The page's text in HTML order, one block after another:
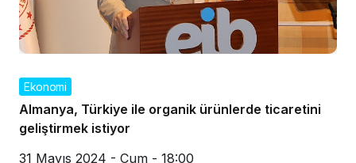
Ekonomi
Almanya, Türkiye ile organik ürünlerde ticaretini
geliştirmek istiyor
31 Mayıs 2024 - Cum - 18:00